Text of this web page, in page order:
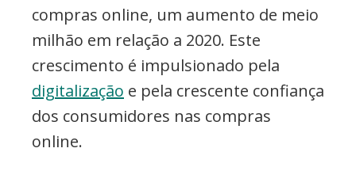
compras online, um aumento de meio
milhão em relação a 2020. Este
crescimento é impulsionado pela
digitalização e pela crescente confiança
dos consumidores nas compras
online.